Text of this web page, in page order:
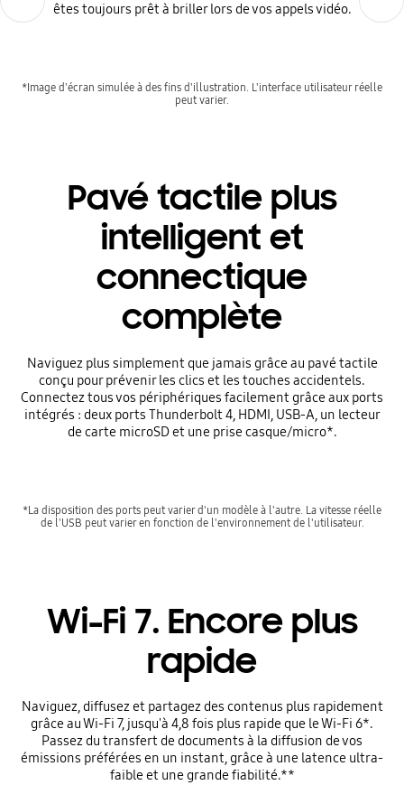
êtes toujours prêt à briller lors de vos appels vidéo.
*Image d'écran simulée à des fins d'illustration. L'interface utilisateur réelle
peut varier.
Pavé tactile plus
intelligent et
connectique
complète
Naviguez plus simplement que jamais grâce au pavé tactile
conçu pour prévenir les clics et les touches accidentels.
Connectez tous vos périphériques facilement grâce aux ports
intégrés : deux ports Thunderbolt 4, HDMI, USB-A, un lecteur
de carte microSD et une prise casque/micro*.
*La disposition des ports peut varier d'un modèle à l'autre. La vitesse réelle
de l'USB peut varier en fonction de l'environnement de l'utilisateur.
Wi-Fi 7. Encore plus
rapide
Naviguez, diffusez et partagez des contenus plus rapidement
grâce au Wi-Fi 7, jusqu'à 4,8 fois plus rapide que le Wi-Fi 6*.
Passez du transfert de documents à la diffusion de vos
émissions préférées en un instant, grâce à une latence ultra-
faible et une grande fiabilité.**